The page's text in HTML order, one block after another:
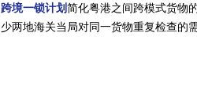
跨境一锁计划简化粤港之间跨模式货物
少两地海关当局对同一货物重复检查的